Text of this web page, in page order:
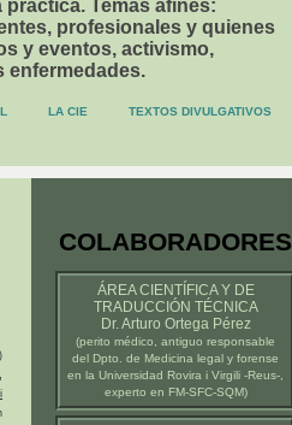
Temas afines:
profesionales y quienes
y eventos, activismo,
enfermedades.
LA CIE TEXTOS DIVULGATIVOS
COLABORADORES
ÁREA CIENTÍFICA Y DE
TRADUCCIÓN TÉCNICA
Dr. Arturo Ortega Pérez
(perito médico , antiguo responsable
del Dpto. de Medicina legal y forense
en la Universidad Rovira i Virgili -Reus-
experto en FM-SFC-SQM)